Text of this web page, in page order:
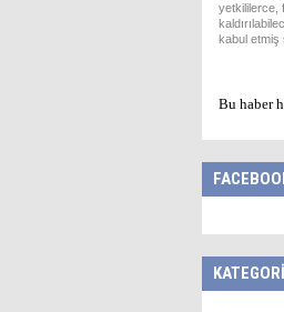
yetkililerce,
kabul etmiş
Bu haber